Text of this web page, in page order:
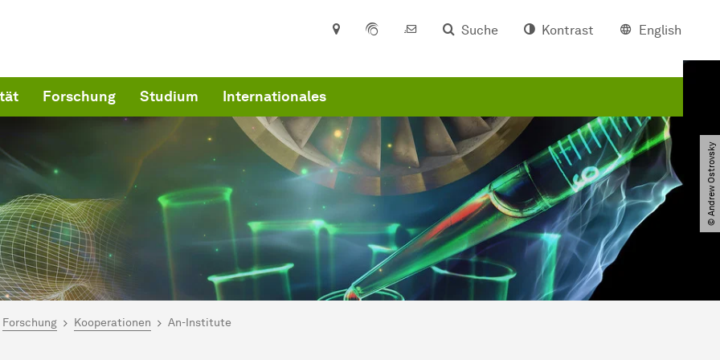
Suche Kontrast English
Forschung Studium Internationales
© Andrew Ostrovsky
hier:
Forschung Kooperationen An-Institute